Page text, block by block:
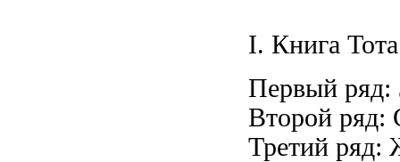
I. Книга
Первый ряд:
Второй ряд:
Третий ряд: